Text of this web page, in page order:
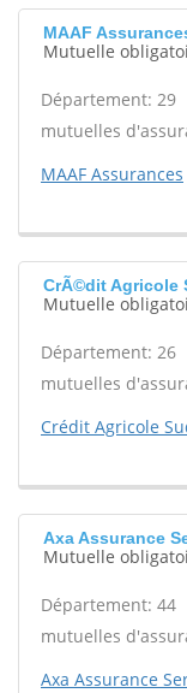
MAAF
Mutuelle
Département: 29
mutuelles
MAAF Assurances
CrÃ©dit Agricole
Mutuelle
Département: 26
mutuelles
Crédit Agricole
Axa Assurance
Mutuelle
Département: 44
mutuelles
Axa Assurance